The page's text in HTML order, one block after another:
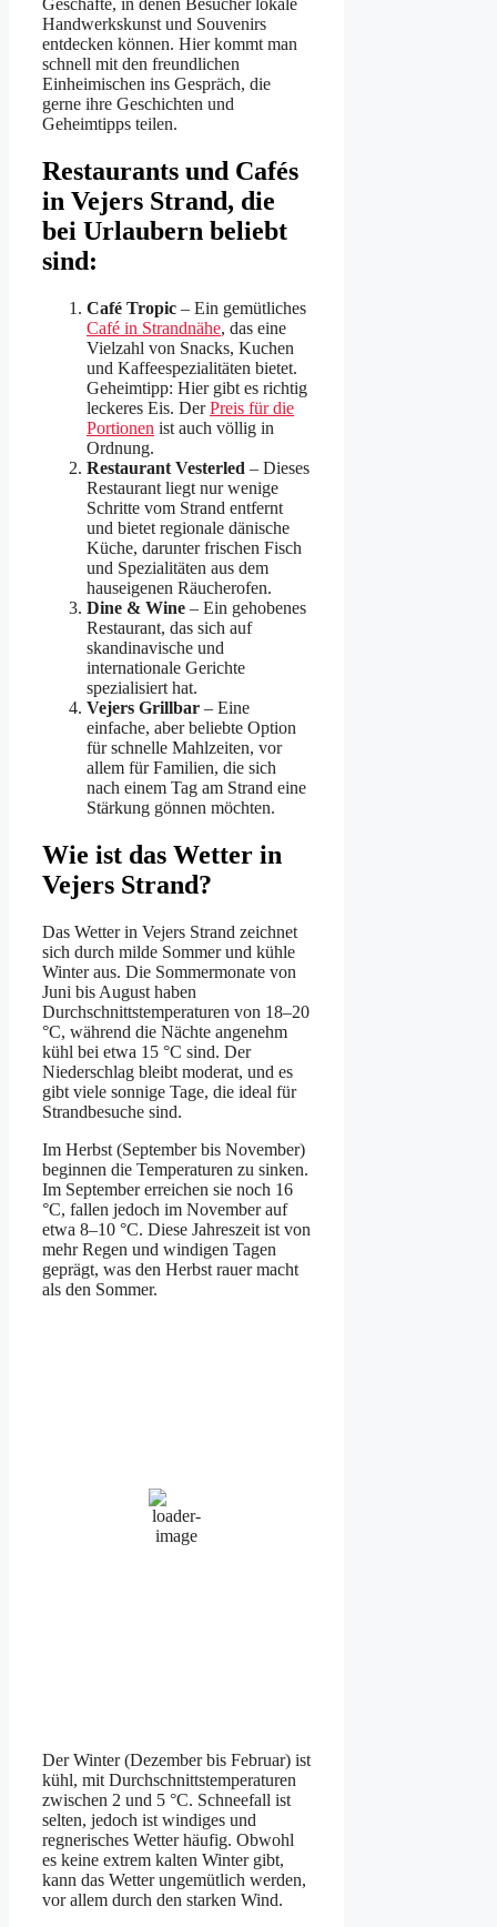
Geschäfte, in denen Besucher lokale
Handwerkskunst und Souvenirs
entdecken können. Hier kommt man
schnell mit den freundlichen
Einheimischen ins Gespräch, die
gerne ihre Geschichten und
Geheimtipps teilen.
Restaurants und Cafés
in Vejers Strand, die
bei Urlaubern beliebt
sind:
Café Tropic – Ein gemütliches
Café in Strandnähe, das eine
Vielzahl von Snacks, Kuchen
und Kaffeespezialitäten bietet.
Geheimtipp: Hier gibt es richtig
leckeres Eis. DerPreis für die
Portionen ist auch völlig in
Ordnung.
Restaurant Vesterled – Dieses
Restaurant liegt nur wenige
Schritte vom Strand entfernt
und bietet regionale dänische
Küche, darunter frischen Fisch
und Spezialitäten aus dem
hauseigenen Räucherofen.
Dine & Wine – Ein gehobenes
Restaurant, das sich auf
skandinavische und
internationale Gerichte
spezialisiert hat.
Vejers Grillbar – Eine
einfache, aber beliebte Option
für schnelle Mahlzeiten, vor
allem für Familien, die sich
nach einem Tag am Strand eine
Stärkung gönnen möchten.
Wie ist das Wetter in
Vejers Strand?
Das Wetter in Vejers Strand zeichnet
sich durch milde Sommer und kühle
Winter aus. Die Sommermonate von
Juni bis August haben
Durchschnittstemperaturen von 18–20
°C, während die Nächte angenehm
kühl bei etwa 15 °C sind. Der
Niederschlag bleibt moderat, und es
gibt viele sonnige Tage, die ideal für
Strandbesuche sind.
Im Herbst (September bis November)
beginnen die Temperaturen zu sinken.
Im September erreichen sie noch 16
°C, fallen jedoch im November auf
etwa 8–10 °C. Diese Jahreszeit ist von
mehr Regen und windigen Tagen
geprägt, was den Herbst rauer macht
als den Sommer.
broken clouds
Der Winter (Dezember bis Februar) ist
kühl, mit Durchschnittstemperaturen
zwischen 2 und 5 °C. Schneefall ist
selten, jedoch ist windiges und
regnerisches Wetter häufig. Obwohl
es keine extrem kalten Winter gibt,
kann das Wetter ungemütlich werden,
vor allem durch den starken Wind.